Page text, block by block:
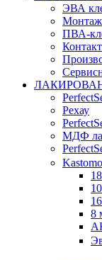
ЭВА
ПВА-
Рехау
МДФ
8